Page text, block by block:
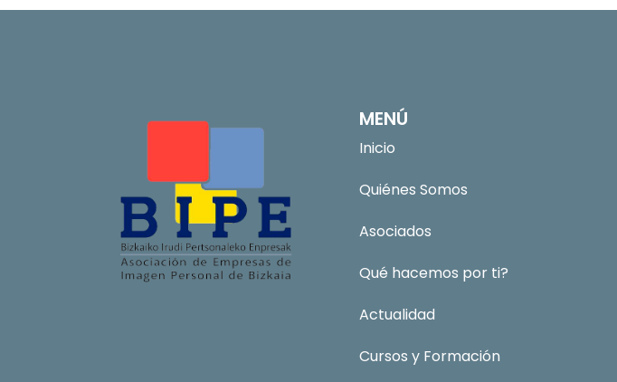
MENÚ
Inicio
Quiénes Somos
Asociados
Qué hacemos por ti?
Actualidad
Cursos y Formación